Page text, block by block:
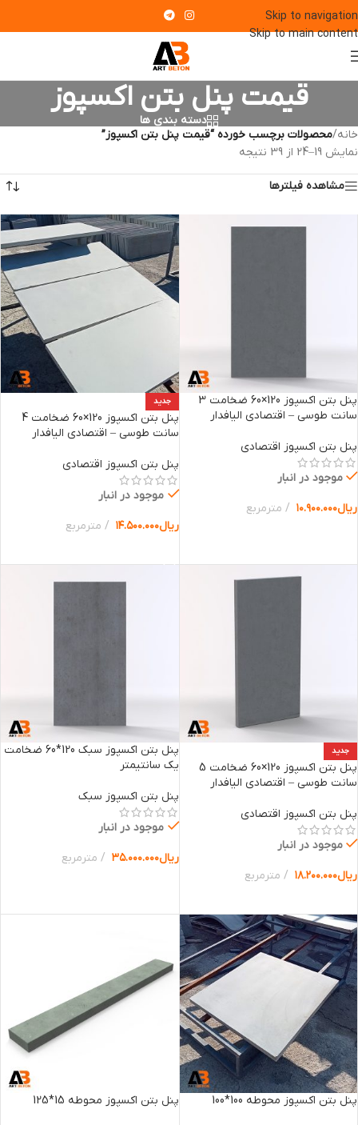
Skip to navigation
Skip to main content
قیمت پنل بتن اکسپوز
دسته بندی ها
خانه/محصولات برچسب خورده “قیمت پنل بتن اکسپوز”
نمایش 19–24 از 39 نتیجه
مشاهده فیلترها
پنل بتن اکسپوز 120×60 ضخامت 3
سانت طوسی – اقتصادی الیافدار
پنل بتن اکسپوز اقتصادی
موجود در انبار
ریال۱۰.۹۰۰.۰۰۰ مترمربع
جدید
پنل بتن اکسپوز 120×60 ضخامت 4
سانت طوسی – اقتصادی الیافدار
پنل بتن اکسپوز اقتصادی
موجود در انبار
ریال۱۴.۵۰۰.۰۰۰ مترمربع
جدید
پنل بتن اکسپوز 120×60 ضخامت 5
سانت طوسی – اقتصادی الیافدار
پنل بتن اکسپوز اقتصادی
موجود در انبار
ریال۱۸.۲۰۰.۰۰۰ مترمربع
پنل بتن اکسپوز سبک 120*60 ضخامت
یک سانتیمتر
پنل بتن اکسپوز سبک
موجود در انبار
ریال۳۵.۰۰۰.۰۰۰ مترمربع
پنل بتن اکسپوز محوطه 100*100 پنل بتن اکسپوز محوطه 15*125